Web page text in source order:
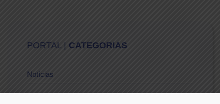
PORTAL | CATEGORIAS
Notícias